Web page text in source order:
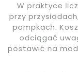
W praktyce
przy
pompkach.
odciągać
postawić na